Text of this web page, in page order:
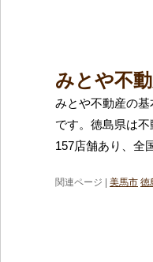
みとや不
みとや不動産の
です。徳島県は
157店舗あり、全
関連ページ | 美馬市 徳